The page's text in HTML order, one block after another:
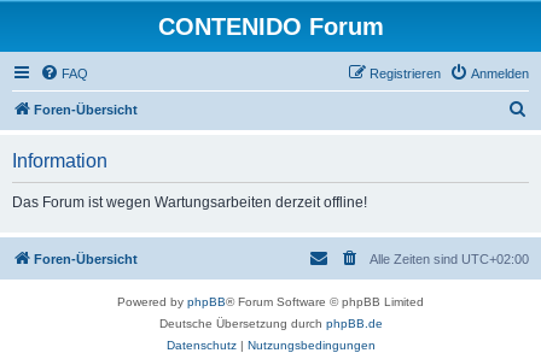
CONTENIDO Forum
FAQ Anmelden
Registrieren
Foren-Übersicht
Information
Das Forum ist wegen Wartungsarbeiten derzeit offline!
Foren-Übersicht Alle Zeiten sind UTC+02:00
Powered by phpBB® Forum Software © phpBB Limited
Deutsche Übersetzung durch phpBB.de
Datenschutz| Nutzungsbedingungen